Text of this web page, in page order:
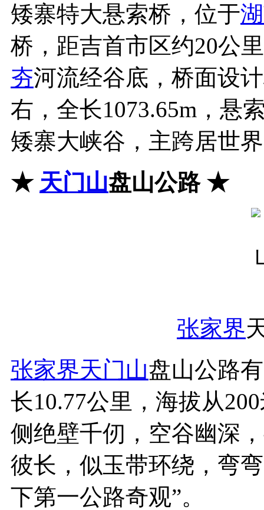
矮寨特大悬索桥，位于
桥，距吉首市区约20公
夯河流经谷底，桥面设
右，全长1073.65m，悬
矮寨大峡谷，主跨居世
★ 天门山盘山公路 ★
张家界
张家界天门山盘山公路
长10.77公里，海拔从
侧绝壁千仞，空谷幽深
彼长，似玉带环绕，弯
下第一公路奇观”。